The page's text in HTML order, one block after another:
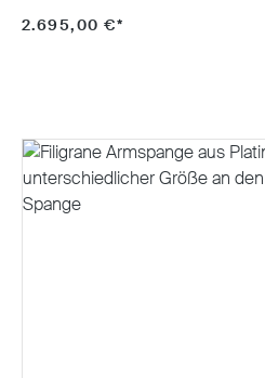
2.695,00 €*